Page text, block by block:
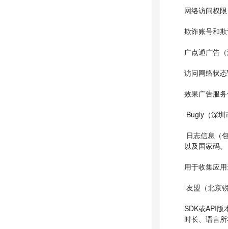
网络访问权限
欺诈账号和
广点通广告
访问网络状
效果广告服
Bugly（深
日志信息（
以及国家码。
用于收集应
友盟（北京
SDK或API版
时长、语言